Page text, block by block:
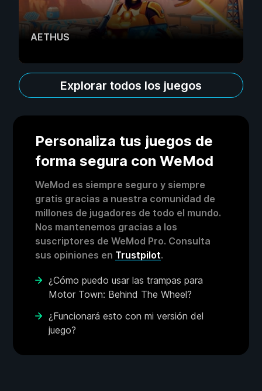
AETHUS
Explorar todos los juegos
Personaliza tus juegos de
forma segura con WeMod
WeMod es siempre seguro y siempre
gratis gracias a nuestra comunidad de
millones de jugadores de todo el mundo.
Nos mantenemos gracias a los
suscriptores de WeMod Pro. Consulta
sus opiniones en Trustpilot.
¿Cómo puedo usar las trampas para
Motor Town: Behind The Wheel?
¿Funcionará esto con mi versión del
juego?